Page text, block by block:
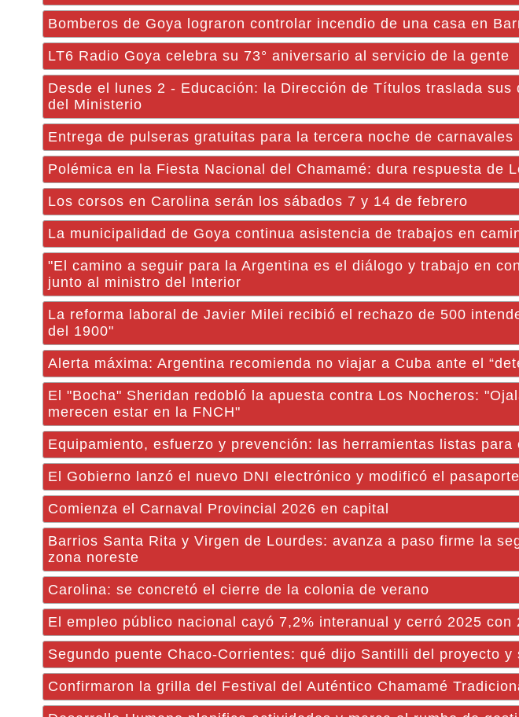
Bomberos de Goya lograron controlar incendio de una casa en
LT6 Radio Goya celebra su 73° aniversario al servicio de la gente
Desde el lunes 2 - Educación: la Dirección de Títulos traslada
del Ministerio
Entrega de pulseras gratuitas para la tercera noche de carnavales
Polémica en la Fiesta Nacional del Chamamé: dura respuesta de
Los corsos en Carolina serán los sábados 7 y 14 de febrero
La municipalidad de Goya continua asistencia de trabajos en
"El camino a seguir para la Argentina es el diálogo y trabajo en
junto al ministro del Interior
La reforma laboral de Javier Milei recibió el rechazo de 500
del 1900"
Alerta máxima: Argentina recomienda no viajar a Cuba ante el
El "Bocha" Sheridan redobló la apuesta contra Los Nocheros:
merecen estar en la FNCH"
Equipamiento, esfuerzo y prevención: las herramientas listas
El Gobierno lanzó el nuevo DNI electrónico y modificó el pasaporte
Comienza el Carnaval Provincial 2026 en capital
Barrios Santa Rita y Virgen de Lourdes: avanza a paso firme la
zona noreste
Carolina: se concretó el cierre de la colonia de verano
El empleo público nacional cayó 7,2% interanual y cerró 2025 con
Segundo puente Chaco-Corrientes: qué dijo Santilli del proyecto
Confirmaron la grilla del Festival del Auténtico Chamamé